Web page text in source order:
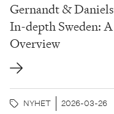
Gernandt &
In-depth Sweden:
Overview
NYHET 2026-03-26